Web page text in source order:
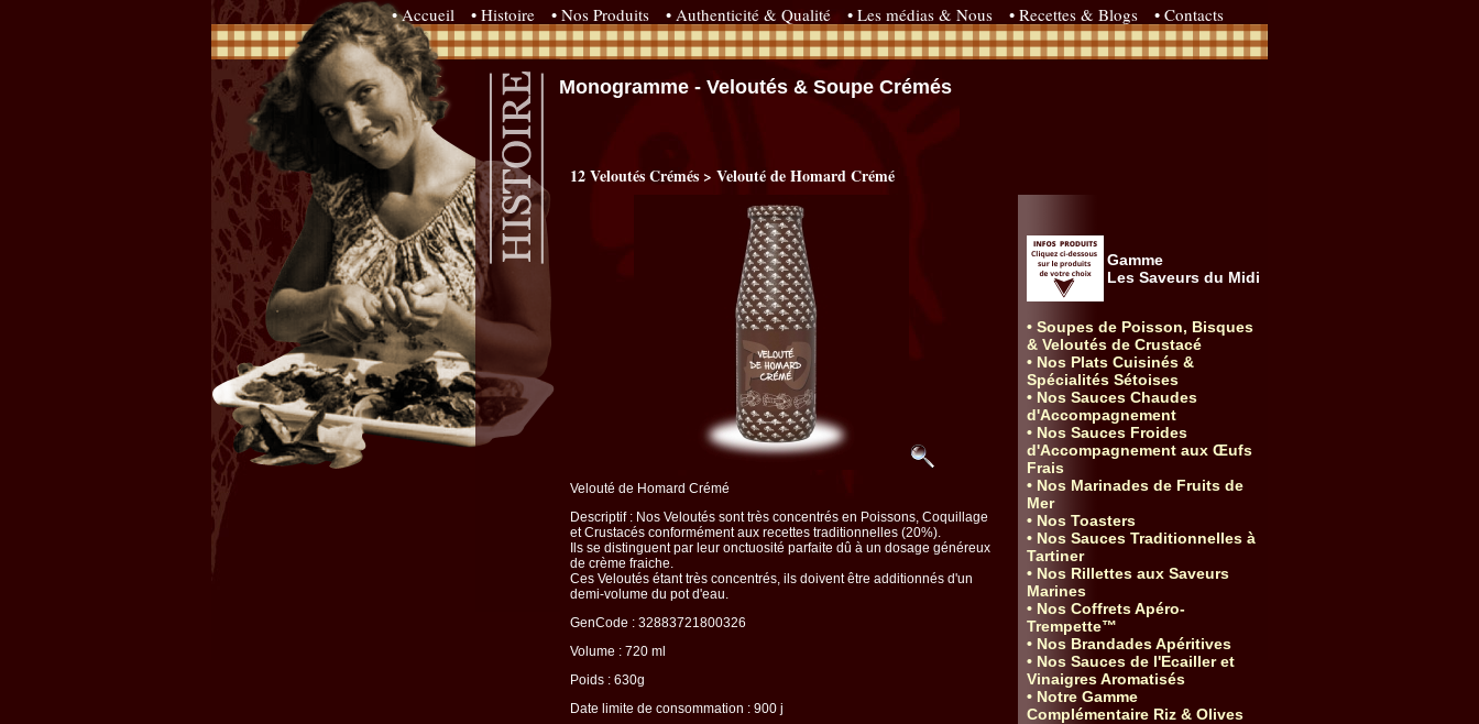
• Accueil • Histoire • Nos Produits • Authenticité & Qualité • Les médias & Nous • Recettes & Blogs • Contacts
Monogramme - Veloutés & Soupe Crémés
12 Veloutés Crémés > Velouté de Homard Crémé
Velouté de Homard Crémé
Descriptif : Nos Veloutés sont très concentrés en Poissons, Coquillage
et Crustacés conformément aux recettes traditionnelles (20%).
Ils se distinguent par leur onctuosité parfaite dû à un dosage généreux
de crème fraiche.
Ces Veloutés étant très concentrés, ils doivent être additionnés d'un
demi-volume du pot d'eau.
GenCode : 32883721800326
Volume : 720 ml
Poids : 630g
Date limite de consommation : 900 j
Gamme
Les Saveurs du Midi
• Soupes de Poisson, Bisques
& Veloutés de Crustacé
• Nos Plats Cuisinés &
Spécialités Sétoises
• Nos Sauces Chaudes
d'Accompagnement
• Nos Sauces Froides
d'Accompagnement aux Œufs
Frais
• Nos Marinades de Fruits de
Mer
• Nos Toasters
• Nos Sauces Traditionnelles à
Tartiner
• Nos Rillettes aux Saveurs
Marines
• Nos Coffrets Apéro-
Trempette™
• Nos Brandades Apéritives
• Nos Sauces de l'Ecailler et
Vinaigres Aromatisés
• Notre Gamme
Complémentaire Riz & Olives